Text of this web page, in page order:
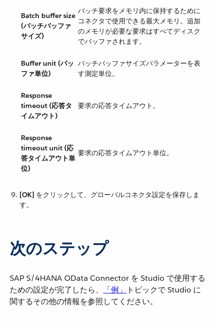
Batch buffer size
(バッチバッファ
サイズ)
バッチ要求をメモリ内に保持するために
コネクタで使用できる最大メモリ。追加
のメモリが必要な要求はすべてディスク
でバッファされます。
Buffer unit (バッ
ファ単位)
バッチバッファサイズパラメーターを表
す測定単位。
Response
timeout (応答タ
イムアウト)
要求の応答タイムアウト。
Response
timeout unit (応
答タイムアウト単
位)
要求の応答タイムアウト単位。
[OK] ​ をクリックして、グローバルコネクタ設定を保存しま
す。
次のステップ
SAP S/4HANA OData Connector を Studio で使用する
ための設定が完了したら、​
「例」
​トピックで Studio に
関するその他の情報を参照してください。